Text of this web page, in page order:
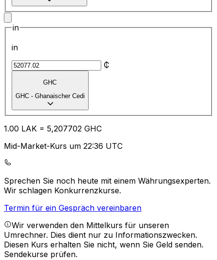
in
in
₵
GHC
GHC - Ghanaischer Cedi
1.00 LAK = 5,207702 GHC
Mid-Market-Kurs um 22:36 UTC
Sprechen Sie noch heute mit einem Währungsexperten.
Wir schlagen Konkurrenzkurse.
Termin für ein Gespräch vereinbaren
Wir verwenden den Mittelkurs für unseren
Umrechner. Dies dient nur zu Informationszwecken.
Diesen Kurs erhalten Sie nicht, wenn Sie Geld senden.
Sendekurse prüfen.